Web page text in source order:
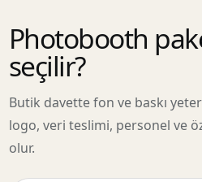
Photobooth
seçilir?
Butik davette fon ve baskı
logo, veri teslimi, personel ve
olur.